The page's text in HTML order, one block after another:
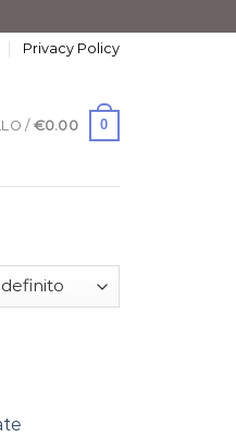
Privacy Policy
/€0.00 0